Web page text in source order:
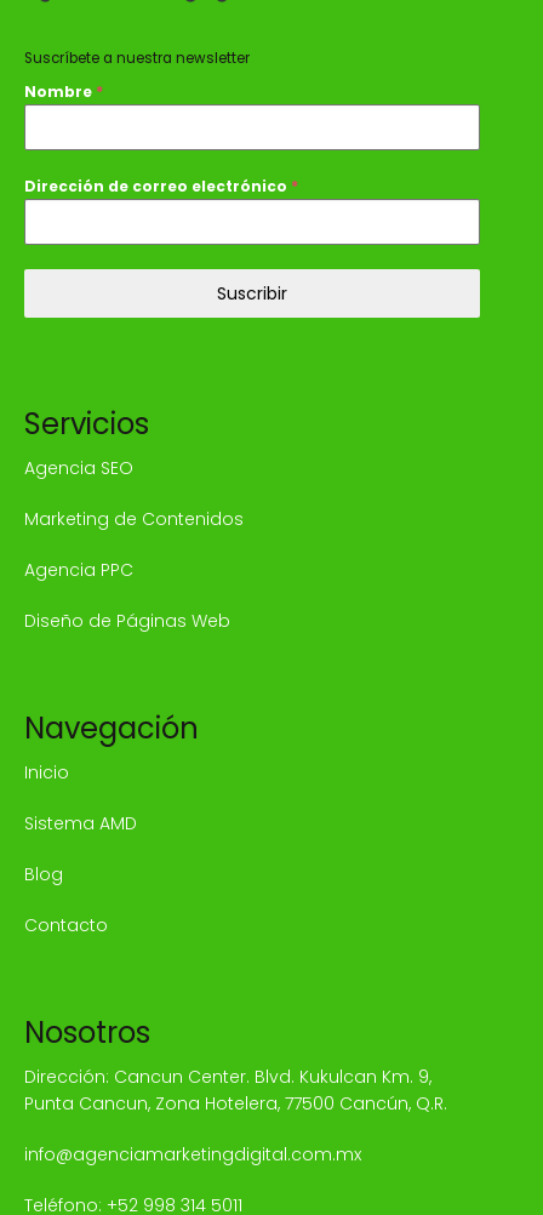
Suscríbete a nuestra newsletter
Nombre *
Dirección de correo electrónico *
Suscribir
Servicios
Agencia SEO
Marketing de Contenidos
Agencia PPC
Diseño de Páginas Web
Navegación
Inicio
Sistema AMD
Blog
Contacto
Nosotros
Dirección: Cancun Center. Blvd. Kukulcan Km. 9,
Punta Cancun, Zona Hotelera, 77500 Cancún, Q.R.
info@agenciamarketingdigital.com.mx
Teléfono: +52 998 314 5011